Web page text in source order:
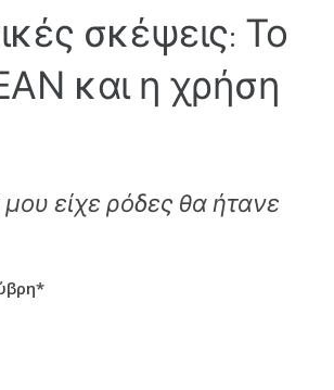
σκέψεις: Το
και η χρήση
μου είχε ρόδες θα ήτανε